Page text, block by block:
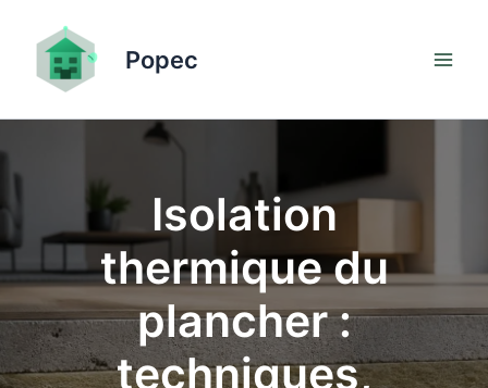
contenu
Popec
Isolation
thermique du
plancher :
techniques,